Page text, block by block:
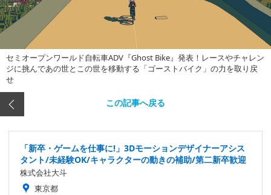
セミオープンワールド自転車ADV『Ghost Bike』発表！レースやチャレン
ジに挑んであの世とこの世を移動する「ゴーストバイク」の力を取り戻
せ
この記事へ戻る
「新卒・ゲームを仕事に!」3Dモーションデザイナーアシス
タント/未経験OK/キャラクターの動きの補助/第二新卒歓迎
株式会社大斗
東京都